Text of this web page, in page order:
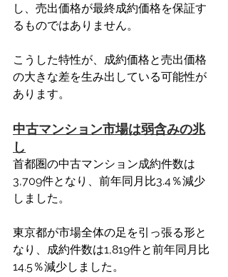
し、売出価格が最終成約価格を保証す
るものではありません。
こうした特性が、成約価格と売出価格
の大きな差を生み出している可能性が
あります。
中古マンション市場は弱含みの兆
し
首都圏の中古マンション成約件数は
3,709件となり、前年同月比3.4％減少
しました。
東京都が市場全体の足を引っ張る形と
なり、成約件数は1,819件と前年同月比
14.5％減少しました。